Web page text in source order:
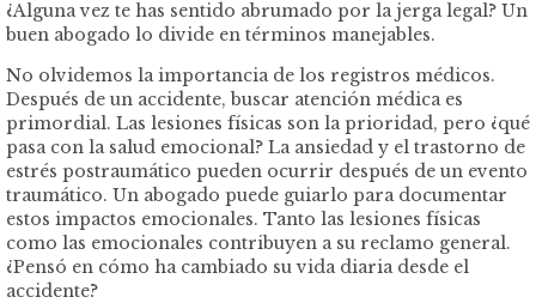
¿Alguna vez te has sentido abrumado por la jerga legal? Un
buen abogado lo divide en términos manejables.
No olvidemos la importancia de los registros médicos.
Después de un accidente, buscar atención médica es
primordial. Las lesiones físicas son la prioridad, pero ¿qué
pasa con la salud emocional? La ansiedad y el trastorno de
estrés postraumático pueden ocurrir después de un evento
traumático. Un abogado puede guiarlo para documentar
estos impactos emocionales. Tanto las lesiones físicas
como las emocionales contribuyen a su reclamo general.
¿Pensó en cómo ha cambiado su vida diaria desde el
accidente?